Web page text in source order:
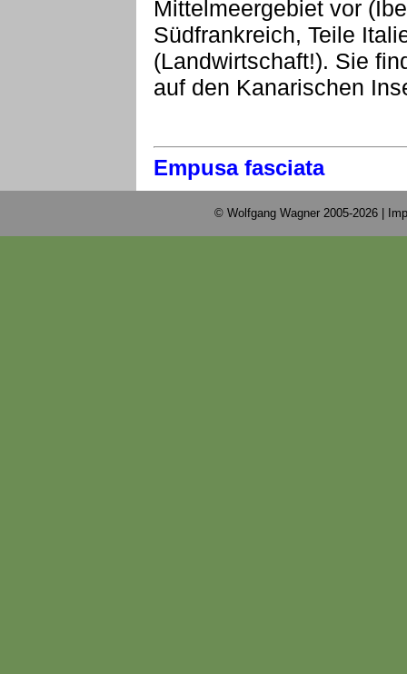
Mittelmeergebiet vor
Südfrankreich, Teile
(Landwirtschaft!). Sie
auf den Kanarischen
Empusa fasciata
© Wolfgang Wagner 2005-2026 |